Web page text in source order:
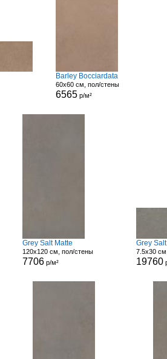
Barley Bocciardata
60x60 см, пол/стены
6565 р/м²
Grey Salt Matte
120x120 см, пол/стены
7706 р/м²
Grey
7.5x30
19760